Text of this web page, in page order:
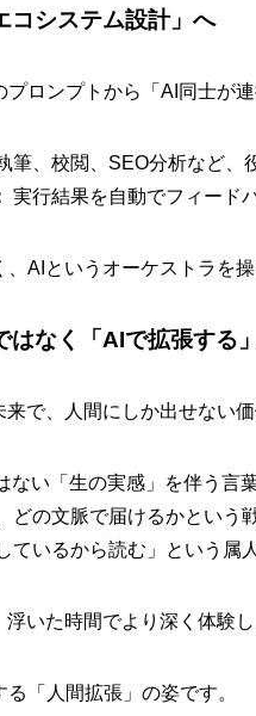
コシステム設計」へ
ロンプトから「AI同士が
筆、校閲、SEO分析など、
実行結果を自動でフィード
AIというオーケストラを
はなく「AIで拡張する
で、人間にしか出せない
ない「生の実感」を伴う言葉
どの文脈で届けるかという戦
ているから読む」という属人
いた時間でより深く体験し
「人間拡張」の姿です。